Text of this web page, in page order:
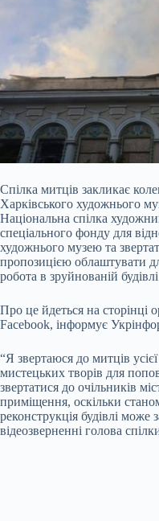
Спілка митців закликає
Харківського художнього
Національна спілка
спеціального фонду для
художнього музею та
пропозицією облаштувати
робота в зруйнованій
Про це йдеться на сторінці
Facebook, інформує
“Я звертаюся до митців
мистецьких творів для
звертатися до очільників
приміщення, оскільки
реконструкція будівлі може
відеозверненні голова